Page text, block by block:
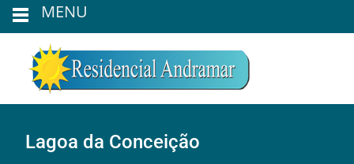
Lagoa da Conceição
MENU